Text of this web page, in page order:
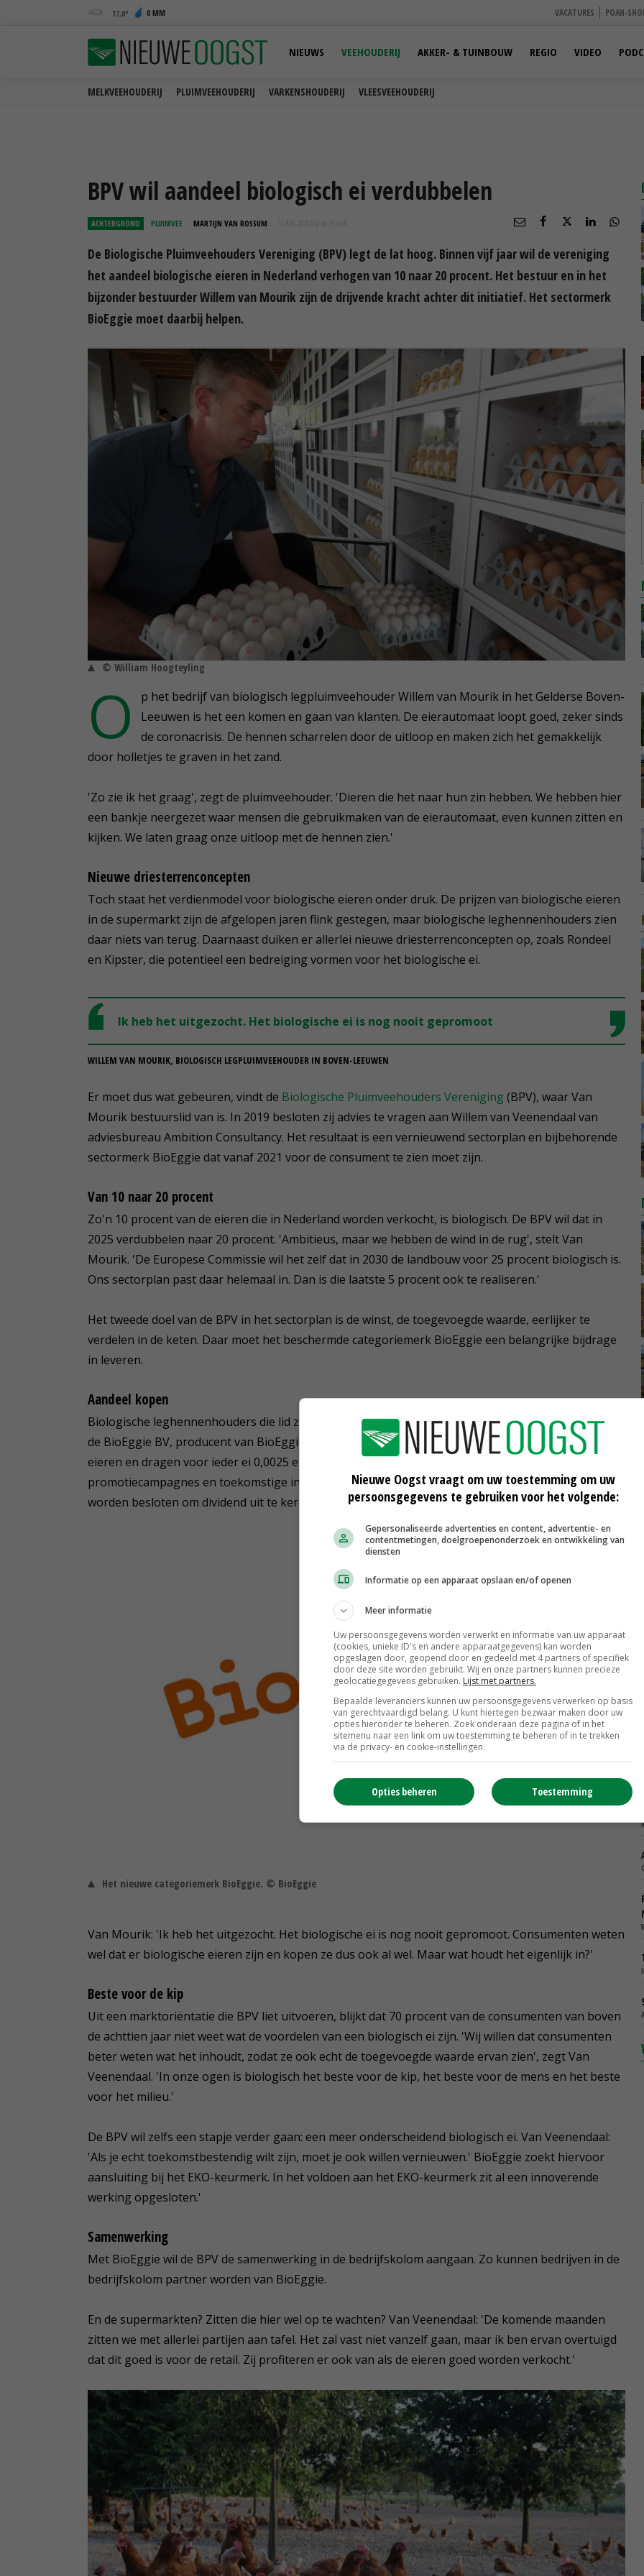
17,8 0 MM VACATURES POAH-
MELKVEEHOUDERIJ PLUIMVEEHOUDERIJ VARKENSHOUDERIJ VLEESVEEHOUDERIJ
NIEUWS VEEHOUDERIJ AKKER- & TUINBOUW REGIO VIDEO
BPV wil aandeel biologisch ei verdubbelen
ACHTERGROND PLUIMVEE MARTIJN VAN ROSSUM 11 AUG 2020 OM 06:25
De Biologische Pluimveehouders Vereniging (BPV) legt de lat hoog. Binnen vijf jaar wil de vereniging
het aandeel biologische eieren in Nederland verhogen van 10 naar 20 procent. Het bestuur en in het
bijzonder bestuurder Willem van Mourik zijn de drijvende kracht achter dit initiatief. Het sectormerk
BioEggie moet daarbij helpen.
© William Hoogteyling
O
p het bedrijf van biologisch legpluimveehouder Willem van Mourik in het Gelderse Boven-
Leeuwen is het een komen en gaan van klanten. De eierautomaat loopt goed, zeker sinds
de coronacrisis. De hennen scharrelen door de uitloop en maken zich het gemakkelijk
door holletjes te graven in het zand.
'Zo zie ik het graag', zegt de pluimveehouder. 'Dieren die het naar hun zin hebben. We hebben hier
een bankje neergezet waar mensen die gebruikmaken van de eierautomaat, even kunnen zitten en
kijken. We laten graag onze uitloop met de hennen zien.'
Nieuwe driesterrenconcepten
Toch staat het verdienmodel voor biologische eieren onder druk. De prijzen van biologische eieren
in de supermarkt zijn de afgelopen jaren flink gestegen, maar biologische leghennenhouders zien
daar niets van terug. Daarnaast duiken er allerlei nieuwe driesterrenconcepten op, zoals Rondeel
en Kipster, die potentieel een bedreiging vormen voor het biologische ei.
Ik heb het uitgezocht. Het biologische ei is nog nooit gepromoot
WILLEM VAN MOURIK, BIOLOGISCH LEGPLUIMVEEHOUDER IN BOVEN-LEEUWEN
Er moet dus wat gebeuren, vindt de Biologische Pluimveehouders Vereniging (BPV), waar Van
Mourik bestuurslid van is. In 2019 besloten zij advies te vragen aan Willem van Veenendaal van
adviesbureau Ambition Consultancy. Het resultaat is een vernieuwend sectorplan en bijbehorende
sectormerk BioEggie dat vanaf 2021 voor de consument te zien moet zijn.
Van 10 naar 20 procent
Zo'n 10 procent van de eieren die in Nederland worden verkocht, is biologisch. De BPV wil dat in
2025 verdubbelen naar 20 procent. 'Ambitieus, maar we hebben de wind in de rug', stelt Van
Mourik. 'De Europese Commissie wil het zelf dat in 2030 de landbouw voor 25 procent biologisch is.
Ons sectorplan past daar helemaal in. Dan is die laatste 5 procent ook te realiseren.'
Het tweede doel van de BPV in het sectorplan is de winst, de toegevoegde waarde, eerlijker te
verdelen in de keten. Daar moet het beschermde categoriemerk BioEggie een belangrijke bijdrage
in leveren.
Aandeel kopen
Biologische leghennenhouders die lid zijn van de BPV, kunnen door het kopen van een aandeel in
de BioEggie BV, producent van BioEggie-eieren worden. Zij printen het logo van BioEggie op de
eieren en dragen voor ieder ei 0,0025 euro royalty af aan BioEggie BV. Daar worden
promotiecampagnes en toekomstige innovatieprogramma's mee gefinancierd. Op termijn kan er
worden besloten om dividend uit te keren aan de aandeelhouders.
Het nieuwe categoriemerk BioEggie. © BioEggie
Van Mourik: 'Ik heb het uitgezocht. Het biologische ei is nog nooit gepromoot. Consumenten weten
wel dat er biologische eieren zijn en kopen ze dus ook al wel. Maar wat houdt het eigenlijk in?'
Beste voor de kip
Uit een marktoriëntatie die BPV liet uitvoeren, blijkt dat 70 procent van de consumenten van boven
de achttien jaar niet weet wat de voordelen van een biologisch ei zijn. 'Wij willen dat consumenten
beter weten wat het inhoudt, zodat ze ook echt de toegevoegde waarde ervan zien', zegt Van
Veenendaal. 'In onze ogen is biologisch het beste voor de kip, het beste voor de mens en het beste
voor het milieu.'
De BPV wil zelfs een stapje verder gaan: een meer onderscheidend biologisch ei. Van Veenendaal:
'Als je echt toekomstbestendig wilt zijn, moet je ook willen vernieuwen.' BioEggie zoekt hiervoor
aansluiting bij het EKO-keurmerk. In het voldoen aan het EKO-keurmerk zit al een innoverende
werking opgesloten.'
Samenwerking
Met BioEggie wil de BPV de samenwerking in de bedrijfskolom aangaan. Zo kunnen bedrijven in de
bedrijfskolom partner worden van BioEggie.
En de supermarkten? Zitten die hier wel op te wachten? Van Veenendaal: 'De komende maanden
zitten we met allerlei partijen aan tafel. Het zal vast niet vanzelf gaan, maar ik ben ervan overtuigd
dat dit goed is voor de retail. Zij profiteren er ook van als de eieren goed worden verkocht.'
Nieuwe Oogst vraagt om uw toestemming om uw
persoonsgegevens te gebruiken voor het volgende:
Gepersonaliseerde advertenties en content, advertentie- en
contentmetingen, doelgroepenonderzoek en ontwikkeling van
diensten
Informatie op een apparaat opslaan en/of openen
Meer informatie
Uw persoonsgegevens worden verwerkt en informatie van uw apparaat
(cookies, unieke ID's en andere apparaatgegevens) kan worden
opgeslagen door, geopend door en gedeeld met 4 partners of specifiek
door deze site worden gebruikt. Wij en onze partners kunnen precieze
geolocatiegegevens gebruiken. Lijst met partners.
Bepaalde leveranciers kunnen uw persoonsgegevens verwerken op basis
van gerechtvaardigd belang. U kunt hiertegen bezwaar maken door uw
opties hieronder te beheren. Zoek onderaan deze pagina of in het
sitemenu naar een link om uw toestemming te beheren of in te trekken
via de privacy- en cookie-instellingen.
Toestemming
Opties beheren